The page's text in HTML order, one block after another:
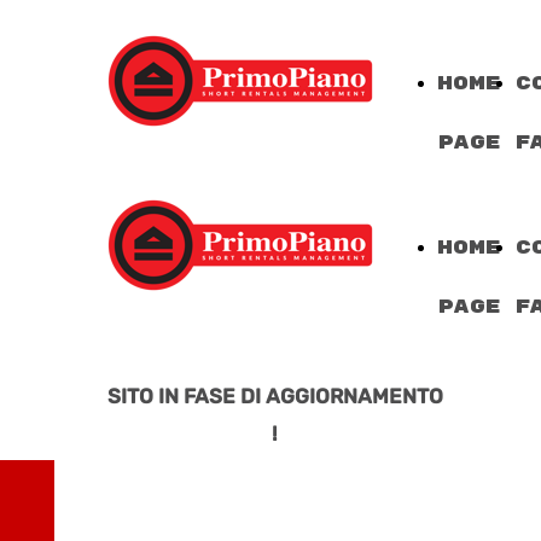
Home
Page
Home
Page
SITO IN FASE DI AGGIORNAMENTO
!